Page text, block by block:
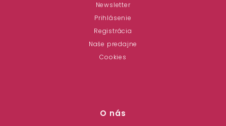
Newsletter
Prihlásenie
Registrácia
Naše predajne
Cookies
O nás